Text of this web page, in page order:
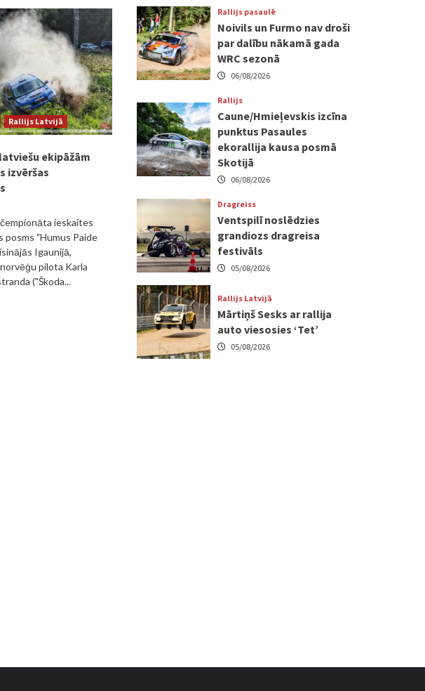
Rallijs Latvijā
ekipāžām
izvēršas
ieskaites
posms "Humus Paide
Igaunijā,
pilota Karla
("Škoda...
Rallijs pasaulē
Noivils un Furmo nav droši
par dalību nākamā gada
WRC sezonā
06/08/2026
Rallijs
Caune/Hmieļevskis izcīna
punktus Pasaules
ekorallija kausa posmā
Skotijā
06/08/2026
Dragreiss
Ventspilī noslēdzies
grandiozs dragreisa
festivāls
05/08/2026
Rallijs Latvijā
Mārtiņš Sesks ar rallija
auto viesosies ‘Tet’
05/08/2026